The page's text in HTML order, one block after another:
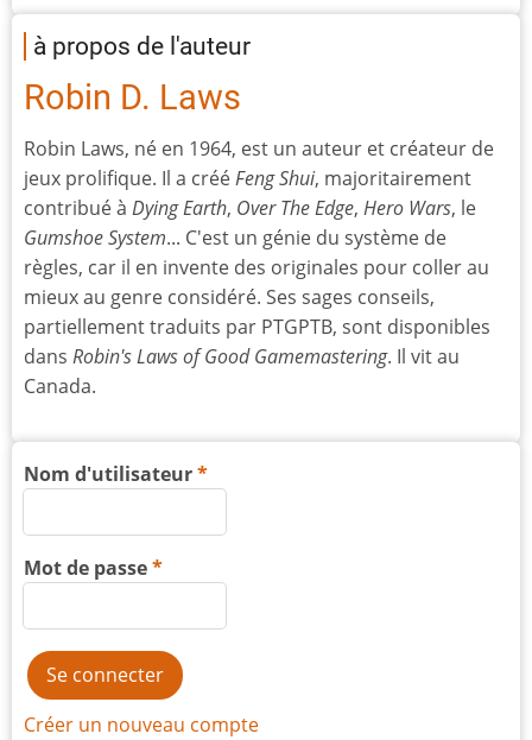
à propos de l'auteur
Robin D. Laws
Robin Laws, né en 1964, est un auteur et créateur de
jeux prolifique. Il a crééFeng Shui, majoritairement
contribué à Dying Earth, Over The Edge, Hero Wars, le
Gumshoe System... C'est un génie du système de
règles, car il en invente des originales pour coller au
mieux au genre considéré. Ses sages conseils,
partiellement traduits par PTGPTB, sont disponibles
dans Robin's Laws of Good Gamemastering. Il vit au
Canada.
Nom d'utilisateur
Mot de passe
Créer un nouveau compte